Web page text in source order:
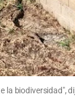
biodiversidad",